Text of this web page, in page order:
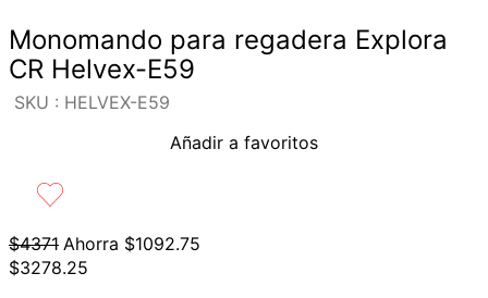
Monomando para regadera Explora
CR Helvex-E59
: HELVEX-E59
Añadir a favoritos
$4371 Ahorra $1092.75
$3278.25
5 .
lavabo
10. lavabos